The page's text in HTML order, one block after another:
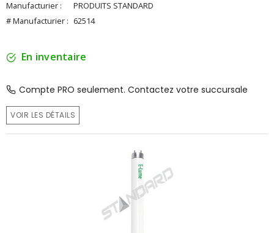
Manufacturier :
PRODUITS STANDARD
# Manufacturier : 62514
En inventaire
Compte PRO seulement. Contactez votre succursale
VOIR LES DÉTAILS